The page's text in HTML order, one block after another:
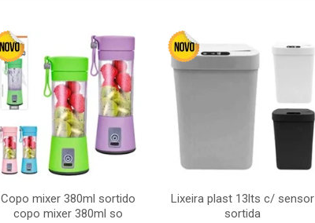
Copo mixer 380ml sortido
copo mixer 380ml so
Lixeira plast 13lts c/ sensor
sortida